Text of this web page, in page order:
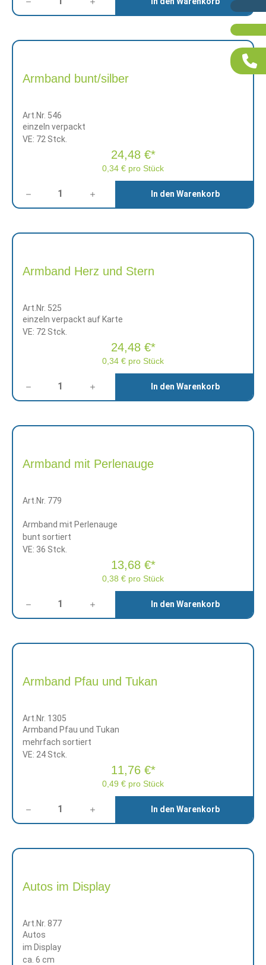
Armband bunt/silber
Art.Nr. 546
einzeln verpackt
VE: 72 Stck.
0,34 € pro Stück
24,48 €*
In den Warenkorb
Armband Herz und Stern
Art.Nr. 525
einzeln verpackt auf Karte
VE: 72 Stck.
0,34 € pro Stück
24,48 €*
In den Warenkorb
Armband mit Perlenauge
Art.Nr. 779
Armband mit Perlenauge
bunt sortiert
VE: 36 Stck.
0,38 € pro Stück
13,68 €*
In den Warenkorb
Armband Pfau und Tukan
Art.Nr. 1305
Armband Pfau und Tukan
mehrfach sortiert
VE: 24 Stck.
0,49 € pro Stück
11,76 €*
In den Warenkorb
Autos im Display
Art.Nr. 877
Autos
im Display
ca. 6 cm